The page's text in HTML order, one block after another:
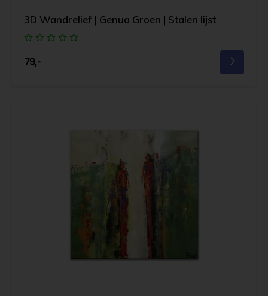
3D Wandrelief | Genua Groen | Stalen lijst
79,-